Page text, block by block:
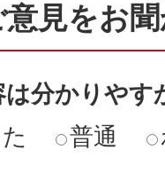
見をお
分かりやす
普通